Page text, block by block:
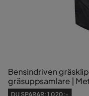
Bensindriven
gräsuppsamlare |
DU SPARAR: 1 020:-